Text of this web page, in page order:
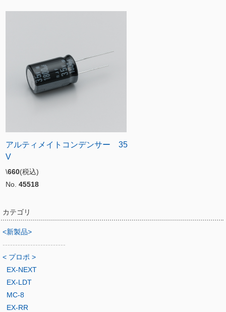
アルティメイトコンデンサー 35
V
\660(税込)
No. 45518
カテゴリ
<新製品>
-------------------------
< プロポ >
EX-NEXT
EX-LDT
MC-8
EX-RR